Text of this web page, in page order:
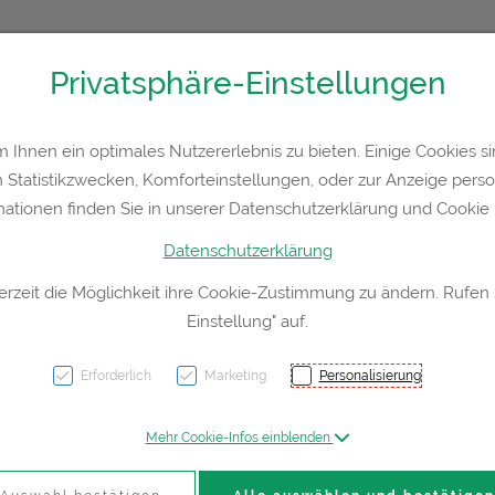
Hautpflege Familie Nahrungsergänzung
Privatsphäre-Einstellungen
Ihnen ein optimales Nutzererlebnis zu bieten. Einige Cookies
Komforteinstellungen, oder zur Anzeige
finden Sie in unserer Datenschutzerklärung und Cookie
Datenschutzerklärung
die Möglichkeit ihre Cookie-Zustimmung zu ändern. Rufen
Einstellung" auf.
Erforderlich Marketing Personalisierung
Mehr Cookie-Infos einblenden